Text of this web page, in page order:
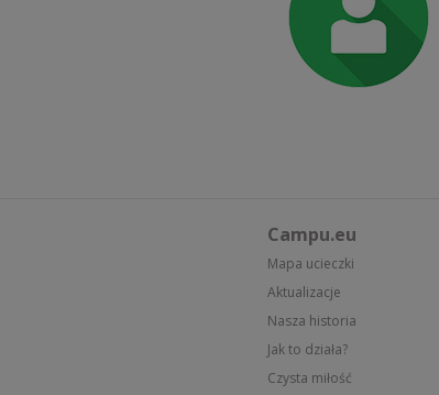
Campu.eu
Mapa ucieczki
Aktualizacje
Nasza historia
Jak to działa?
Czysta miłość